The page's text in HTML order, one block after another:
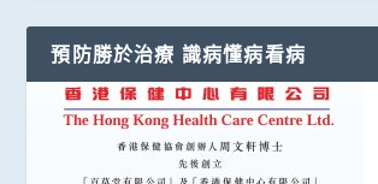
預防勝於治療 識病懂病看病